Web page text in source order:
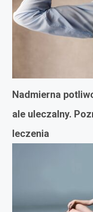
Nadmierna
ale uleczalny.
leczenia